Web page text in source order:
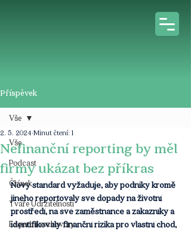
Příspěvek
Vše
Podcast
Článek
Tváře Udržitelnosti
Expertní rozhovory
Vše
Nefinanční reporting by měl
firmy ukázat bez příkras
2. 5. 2024 Minut čtení: 1
Nový standard vyžaduje, aby podniky kromě
jiného reportovaly své dopady na životní
prostředí, na své zaměstnance a zákazníky a
identifikovaly finanční rizika pro vlastní chod,